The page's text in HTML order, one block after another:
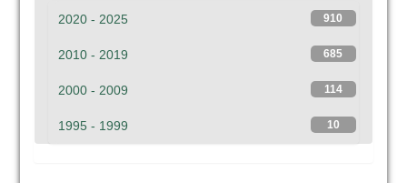
910
2020 - 2025
685
2010 - 2019
114
2000 - 2009
10
1995 - 1999